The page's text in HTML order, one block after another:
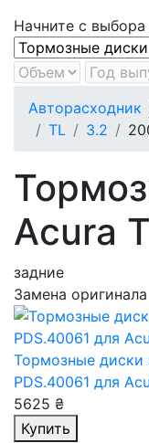
Начните с выбора
Авторасходник
TL
3.2
Acura
задние
Замена оригинала
Тормозные диски
PDS.40061 для
5625 ₴
Купить